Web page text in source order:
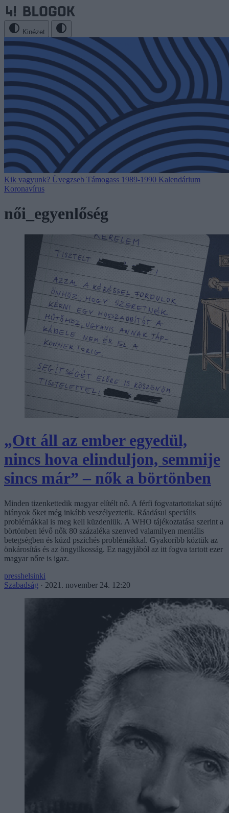
Kinézet
Kik vagyunk? Üvegzseb Támogass 1989-1990 Kalendárium
Koronavírus
női_egyenlőség
„Ott áll az ember egyedül,
nincs hova elinduljon, semmije
sincs már” – nők a börtönben
Minden tizenkettedik magyar elítélt nő. A férfi fogvatartottakat sújtó
hiányok őket még inkább veszélyeztetik. Ráadásul speciális
problémákkal is meg kell küzdeniük. A WHO tájékoztatása szerint a
börtönben lévő nők 80 százaléka szenved valamilyen mentális
betegségben és küzd pszichés problémákkal. Gyakoribb köztük az
önkárosítás és az öngyilkosság. Ez nagyjából az itt fogva tartott ezer
magyar nőre is igaz.
presshelsinki
Szabadság · 2021. november 24. 12:20